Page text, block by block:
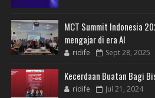
MCT Summit Indonesia
mengajar di era AI
ridife Sept 28, 2025
Kecerdaan Buatan Bagi
ridife Jul 21, 2024